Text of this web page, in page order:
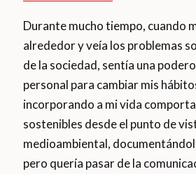
Durante mucho tiempo, cuando
alrededor y veía los problemas
de la sociedad, sentía una
personal para cambiar mis
incorporando a mi vida
sostenibles desde el punto de
medioambiental,
pero quería pasar de la